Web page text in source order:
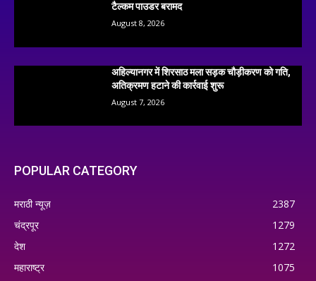
टैल्कम पाउडर बरामद
August 8, 2026
अहिल्यानगर में शिरसाठ मला सड़क चौड़ीकरण को गति,
अतिक्रमण हटाने की कार्रवाई शुरू
August 7, 2026
POPULAR CATEGORY
मराठी न्यूज़
2387
चंद्रपूर
1279
देश
1272
महाराष्ट्र
1075